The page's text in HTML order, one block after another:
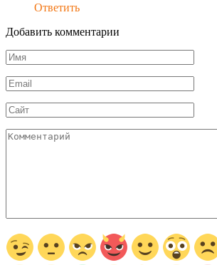
Ответить
Добавить комментарии
Имя
*
Email
*
Сайт
Комментарий